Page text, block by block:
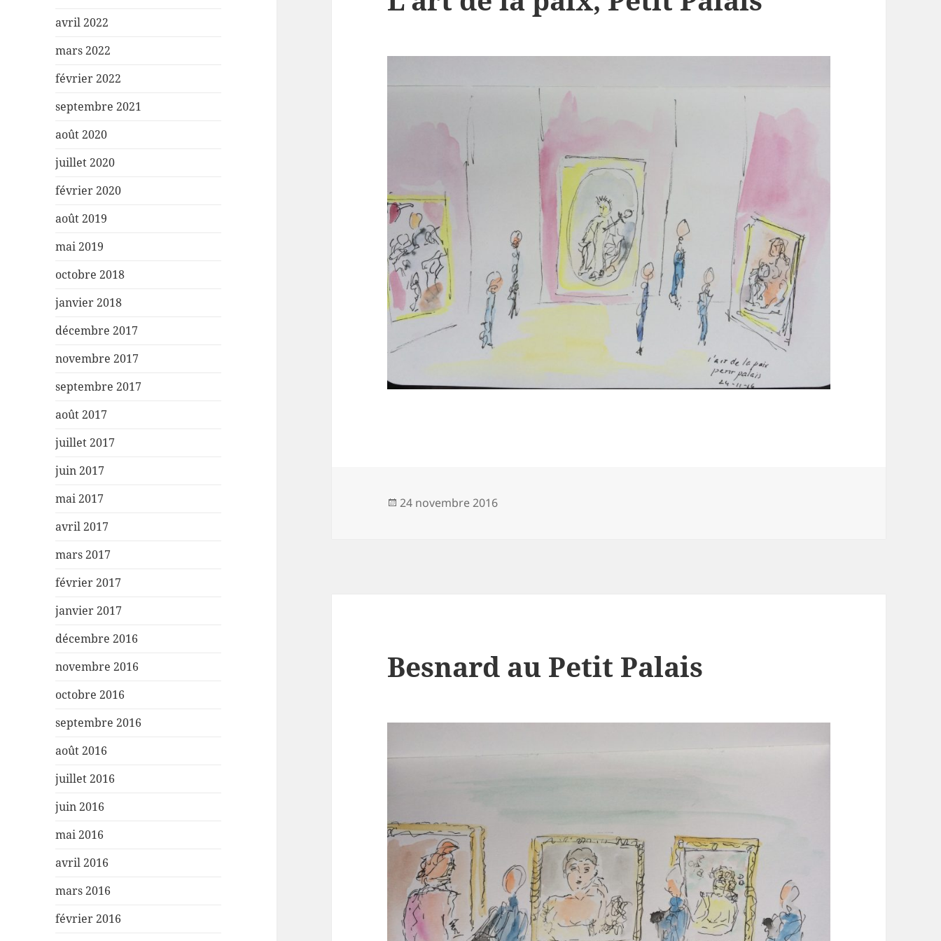
avril 2022
mars 2022
février 2022
septembre 2021
août 2020
juillet 2020
février 2020
août 2019
mai 2019
octobre 2018
janvier 2018
décembre 2017
novembre 2017
septembre 2017
août 2017
juillet 2017
juin 2017
mai 2017
avril 2017
mars 2017
février 2017
janvier 2017
décembre 2016
novembre 2016
octobre 2016
septembre 2016
août 2016
juillet 2016
juin 2016
mai 2016
avril 2016
mars 2016
février 2016
Publié
24 novembre 2016
Besnard au Petit Palais